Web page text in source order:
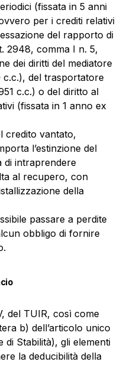
(fissata in 5 anni
per i crediti relativi
del rapporto di
2948, comma I n. 5,
dei diritti del mediatore
c.c.), del trasportatore
c.c.) o del diritto al
(fissata in 1 anno ex
credito vantato,
l’estinzione del
di intraprendere
al recupero, con
della
passare a perdite
obbligo di fornire
del TUIR, così come
b) dell’articolo unico
di Stabilità), gli elementi
la deducibilità della